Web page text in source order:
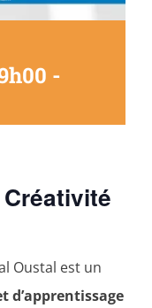
-
Oustal est un
d’apprentissage